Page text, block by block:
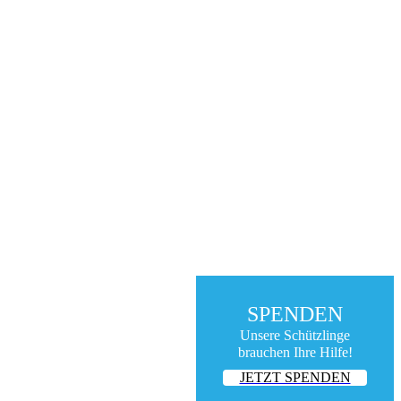
SPENDEN
Unsere Schützlinge
brauchen Ihre Hilfe!
JETZT SPENDEN